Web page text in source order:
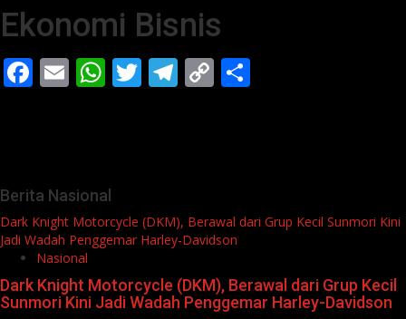
Ekonomi Bisnis
Facebook
EmailWhatsApp
Twitter
Telegram
Copy
Berita Nasional
Dark Knight Motorcycle (DKM), Berawal dari Grup Kecil Sunmori Kini
Jadi Wadah Penggemar Harley-Davidson
Nasional
Dark Knight Motorcycle (DKM), Berawal dari Grup Kecil
Sunmori Kini Jadi Wadah Penggemar Harley-Davidson